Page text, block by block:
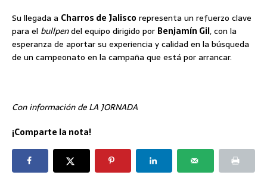
Su llegada a Charros de Jalisco representa un refuerzo clave
para el bullpendel equipo dirigido por Benjamín Gil, con la
esperanza de aportar su experiencia y calidad en la búsqueda
de un campeonato en la campaña que está por arrancar.
Con información de LA JORNADA
¡Comparte la nota!